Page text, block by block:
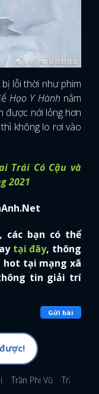
lỗi thời như phim
Hạo Y Hành nằm
được nới lỏng hơn
không lo rơi vào
Trái Có Cậu và
2021
các bạn có thể
tại đây, thông
hot tại mạng xã
tin giải trí
Gửi bài
Trần Phi Vũ Trần Dao